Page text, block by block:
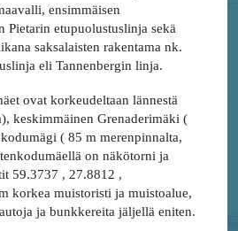
ensimmäisen
Pietarin etupuolustuslinja sekä
saksalaisten rakentama nk.
eli Tannenbergin linja.
ovat korkeudeltaan lännestä
keskimmäinen Grenaderimäki (
( 85 m merenpinnalta,
on näkötorni ja
59.3737 , 27.8812 ,
korkea muistoristi ja muistoalue,
ja bunkkereita jäljellä eniten.